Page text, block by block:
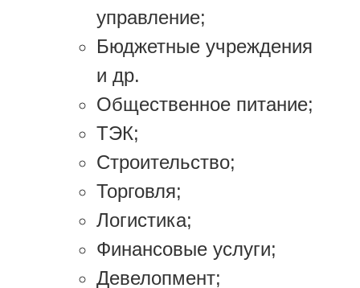
управление;
Бюджетные учреждения
и др.
Общественное питание;
ТЭК;
Строительство;
Торговля;
Логистика;
Финансовые услуги;
Девелопмент;